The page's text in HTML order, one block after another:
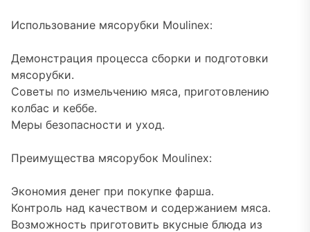
Использование мясорубки Moulinex:
Демонстрация процесса сборки и подготовки
мясорубки.
Советы по измельчению мяса, приготовлению
колбас и кеббе.
Меры безопасности и уход.
Преимущества мясорубок Moulinex:
Экономия денег при покупке фарша.
Контроль над качеством и содержанием мяса.
Возможность приготовить вкусные блюда из